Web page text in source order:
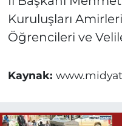
Kuruluşları
Öğrencileri ve
Kaynak: